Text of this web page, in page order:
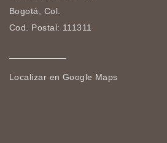
Bogotá, Col.
Cod. Postal: 111311
Localizar en Google Maps